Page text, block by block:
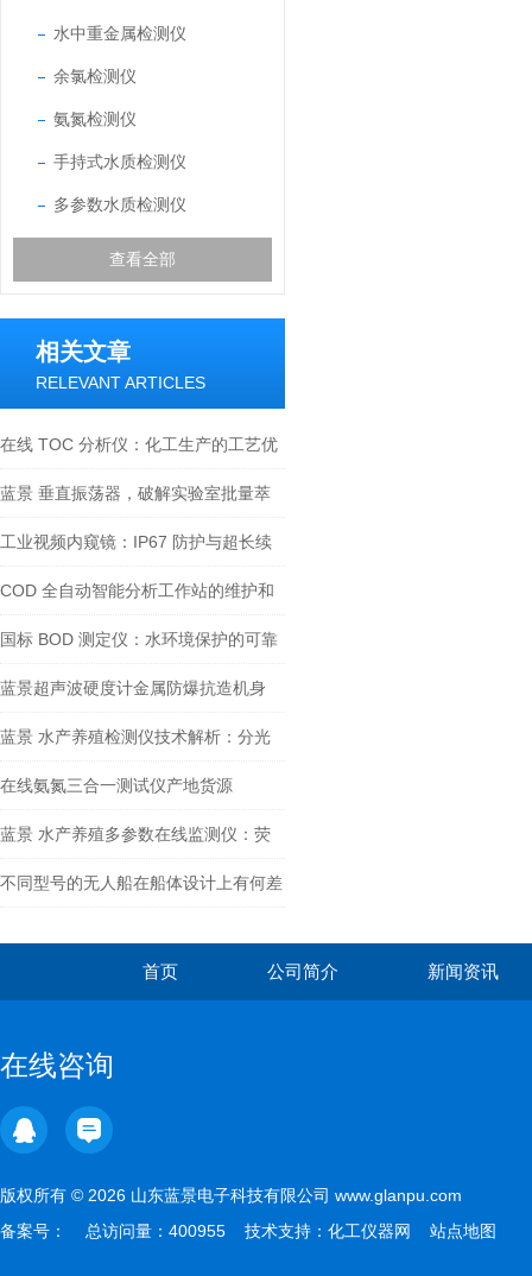
水中重金属检测仪
余氯检测仪
氨氮检测仪
手持式水质检测仪
多参数水质检测仪
查看全部
相关文章
RELEVANT ARTICLES
在线 TOC 分析仪：化工生产的工艺优
化智囊
蓝景 垂直振荡器，破解实验室批量萃
取难题
工业视频内窥镜：IP67 防护与超长续
航：极-端环境下的 “检测先锋”
COD 全自动智能分析工作站的维护和
保养方法有哪些？
国标 BOD 测定仪：水环境保护的可靠
伙伴
蓝景超声波硬度计金属防爆抗造机身
+20小时超长续航
蓝景 水产养殖检测仪技术解析：分光
光度法如何守护水质安全
在线氨氮三合一测试仪产地货源
蓝景 水产养殖多参数在线监测仪：荧
光法溶氧 + 自动清洁刷
不同型号的无人船在船体设计上有何差
首页 公司简介 新闻资讯
在线咨询
版权所有 © 2026 山东蓝景电子科技有限公司 www.glanpu.com
备案号：
总访问量：400955 技术支持： 化工仪器网 站点地图